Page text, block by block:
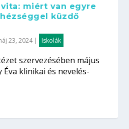
miért van egyre
küzdő
23, 2024| Iskolák
szervezésében május
Éva klinikai és nevelés-